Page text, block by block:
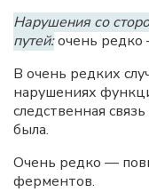
Нарушения со
путей:очень редко
В очень редких
нарушениях
следственная
была.
Очень редко —
ферментов.